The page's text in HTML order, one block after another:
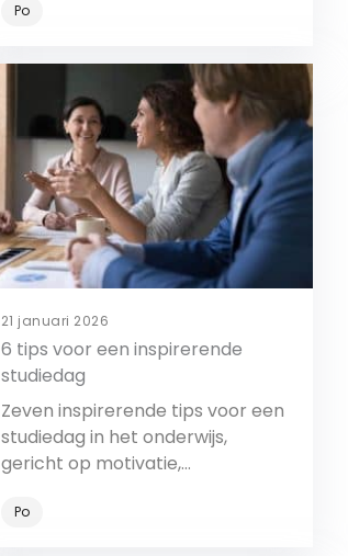
Po
21 januari 2026
6 tips voor een inspirerende
studiedag
Zeven inspirerende tips voor een
studiedag in het onderwijs,
gericht op motivatie,
toekomst van leren.
Po